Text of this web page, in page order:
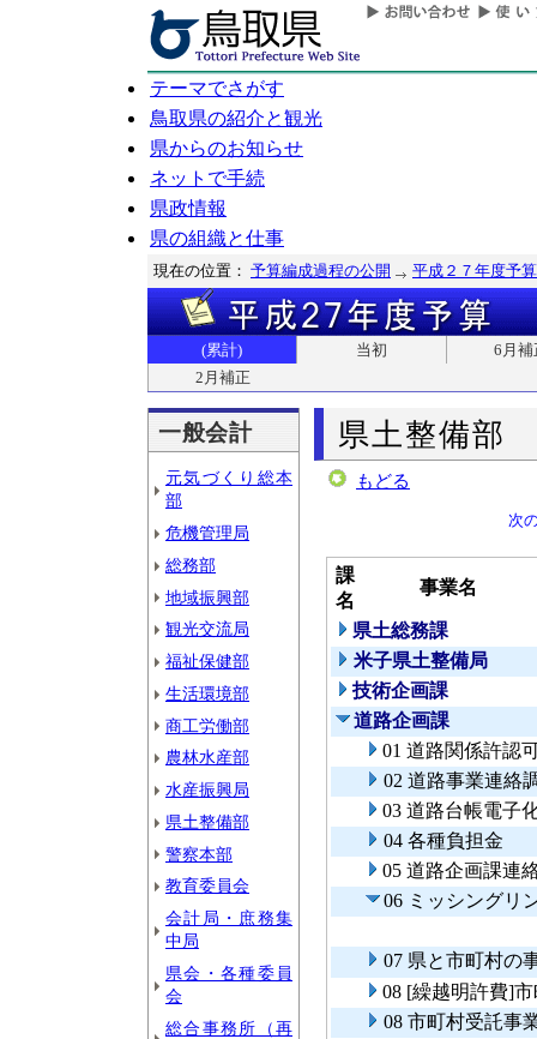
テーマでさがす
鳥取県の紹介と観光
県からのお知らせ
ネットで手続
県政情報
県の組織と仕事
現在の位置： 予算編成過程の公開 平成２７年度予算
(累計) 当初
6月補
2月補正
一般会計
元気づくり総本
部
危機管理局
総務部
地域振興部
観光交流局
福祉保健部
生活環境部
商工労働部
農林水産部
水産振興局
県土整備部
警察本部
教育委員会
会計局・庶務集
中局
県会・各種委員
会
総合事務所（再
県土整備部
もどる
次
課
名
事業名
県土総務課
米子県土整備局
技術企画課
道路企画課
01 道路関係許認
02 道路事業連絡
03 道路台帳電子
04 各種負担金
05 道路企画課連
06 ミッシング
07 県と市町村の
08 [繰越明許費]
08 市町村受託事